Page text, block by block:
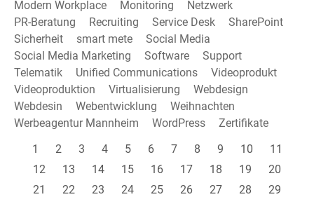
Modern Workplace
Monitoring
Netzwerk
PR-Beratung
Recruiting Service Desk
SharePoint
Sicherheit
smart mete
Social Media
Social Media Marketing
Software
Support
Telematik
Unified Communications
Videoprodukt
Videoproduktion
Virtualisierung
Webdesign
Webdesin
Webentwicklung
Weihnachten
Werbeagentur Mannheim
WordPress
Zertifikate
1
2 3 4 5 6 7 8 9 10
11
12
13 14 15 16 17 18 19
20
21
22 23 24 25 26 27 28
29